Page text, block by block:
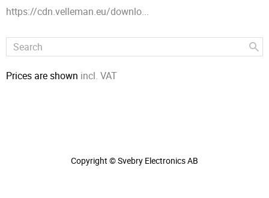
https://cdn.velleman.eu/downlo...
Prices are shown incl. VAT
Copyright © Svebry Electronics AB